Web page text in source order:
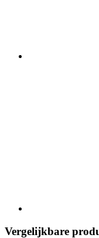
Vergelijkbare